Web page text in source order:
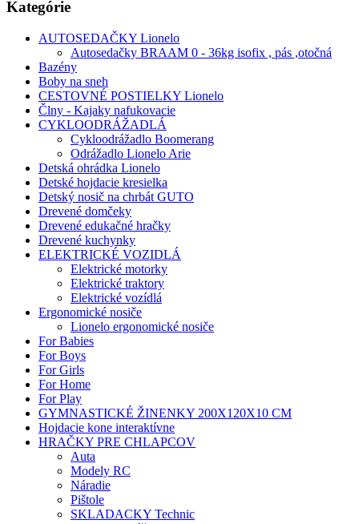
Kategórie
AUTOSEDAČKY Lionelo
Autosedačky BRAAM 0 - 36kg isofix , pás ,otočná
Bazény
Boby na sneh
CESTOVNÉ POSTIELKY Lionelo
Člny - Kajaky nafukovacie
CYKLOODRÁŽADLÁ
Cykloodrážadlo Boomerang
Odrážadlo Lionelo Arie
Detská ohrádka Lionelo
Detské hojdacie kresielka
Detský nosič na chrbát GUTO
Drevené domčeky
Drevené edukačné hračky
Drevené kuchynky
ELEKTRICKÉ VOZIDLÁ
Elektrické motorky
Elektrické traktory
Elektrické vozídlá
Ergonomické nosiče
Lionelo ergonomické nosiče
For Babies
For Boys
For Girls
For Home
For Play
GYMNASTICKÉ ŽINENKY 200X120X10 CM
Hojdacie kone interaktívne
HRAČKY PRE CHLAPCOV
Auta
Modely RC
Náradie
Pištole
SKLADACKY Technic